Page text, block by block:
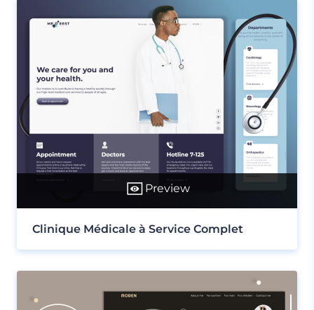
Preview
Clinique Médicale à Service Complet